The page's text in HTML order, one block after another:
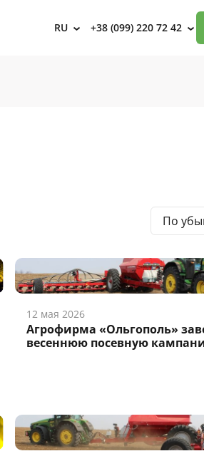
RU › +38 (099) 220 72 42 ›
По
12 мая 2026
Агрофирма «Ольгополь»
весеннюю посевную